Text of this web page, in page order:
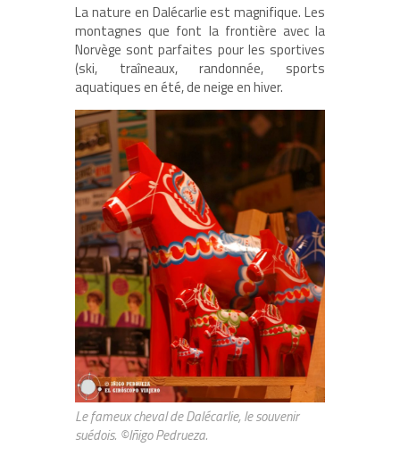
La nature en Dalécarlie est magnifique. Les
montagnes que font la frontière avec la
Norvège sont parfaites pour les sportives
(ski, traîneaux, randonnée, sports
aquatiques en été, de neige en hiver.
Le fameux cheval de Dalécarlie, le souvenir
suédois. ©Iñigo Pedrueza.